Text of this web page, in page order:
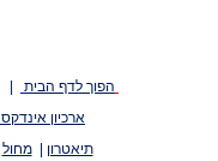
הפוך לדף הבית
ארכיון אינדקס
תיאטרון
|מחול